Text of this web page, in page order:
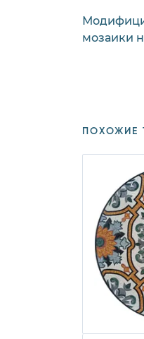
мозаики
ПОХОЖИЕ